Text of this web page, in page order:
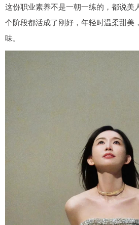
这份职业素养不是一朝一练的，都说美
个阶段都活成了刚好，年轻时温柔甜美
味。